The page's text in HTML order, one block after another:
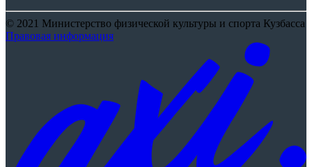
© 2021 Министерство физической культуры и спорта Кузбасса
Правовая информация